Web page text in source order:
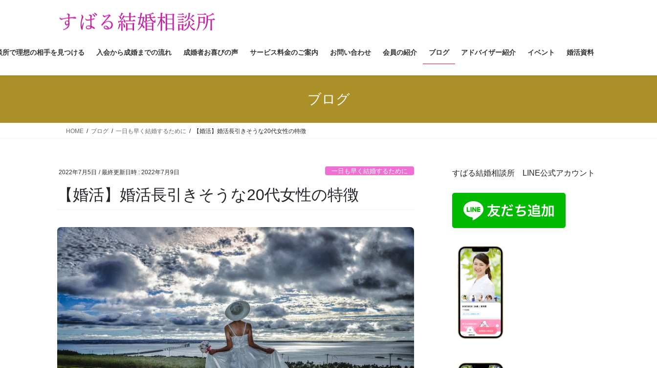
ツ
ス
シ
ン
で理想の相手を見つける 入会から成婚までの流れ 成婚者お喜びの声 サービス料金のご案内 お問い合わせ 会員の紹介 ブログ アドバイザー紹介 イベント 婚活資料
ブログ
HOME ブログ 一日も早く結婚するために 【婚活】婚活長引きそうな20代女性の特徴
2022年7月5日 / 最終更新日時 : 2022年7月9日 一日も早く結婚するために
【婚活】婚活長引きそうな20代女性の特徴
すばる結婚相談所 LINE公式アカウント